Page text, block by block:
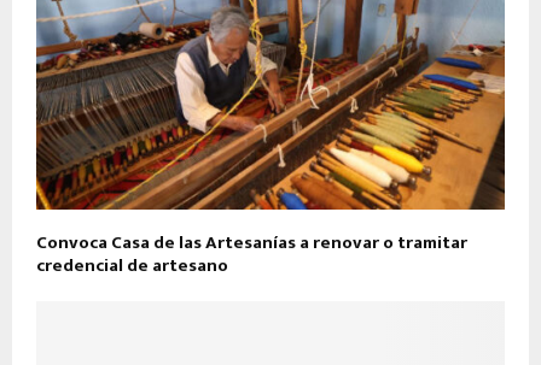
Convoca Casa de las Artesanías a renovar o tramitar
credencial de artesano